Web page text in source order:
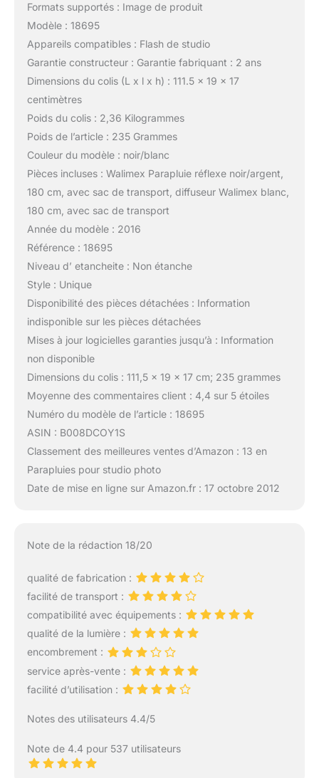
Formats supportés : Image de produit
Modèle : 18695
Appareils compatibles : Flash de studio
Garantie constructeur : Garantie fabriquant : 2 ans
Dimensions du colis (L x l x h) : 111.5 x 19 x 17
centimètres
Poids du colis : 2,36 Kilogrammes
Poids de l’article : 235 Grammes
Couleur du modèle : noir/blanc
Pièces incluses : Walimex Parapluie réflexe noir/argent,
180 cm, avec sac de transport, diffuseur Walimex blanc,
180 cm, avec sac de transport
Année du modèle : 2016
Référence : 18695
Niveau d’ etancheite : Non étanche
Style : Unique
Disponibilité des pièces détachées : Information
indisponible sur les pièces détachées
Mises à jour logicielles garanties jusqu’à : Information
non disponible
Dimensions du colis : 111,5 x 19 x 17 cm; 235 grammes
Moyenne des commentaires client : 4,4 sur 5 étoiles
Numéro du modèle de l’article : 18695
ASIN : B008DCOY1S
Classement des meilleures ventes d’Amazon : 13 en
Parapluies pour studio photo
Date de mise en ligne sur Amazon.fr : 17 octobre 2012
Note de la rédaction 18/20
qualité de fabrication :
facilité de transport :
compatibilité avec équipements :
qualité de la lumière :
encombrement :
service après-vente :
facilité d’utilisation :
Notes des utilisateurs 4.4/5
Note de 4.4 pour 537 utilisateurs